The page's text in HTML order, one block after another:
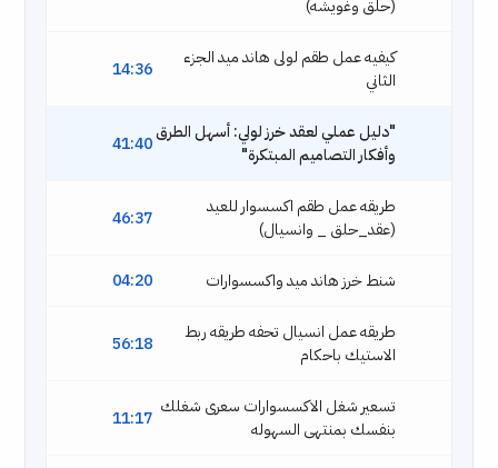
(حلق وغويشه)
14:36
كيفيه عمل طقم لولى هاند ميد الجزء
الثاني
41:40"دليل عملي لعقد خرز لولي: أسهل الطرق
وأفكار التصاميم المبتكرة"
46:37
طريقه عمل طقم اكسسوار للعيد
(عقد_حلق _ وانسيال)
04:20 شنط خرز هاند ميد واكسسوارات
56:18
طريقه عمل انسيال تحفه طريقه ربط
الاستيك باحكام
11:17 تسعير شغل الاكسسوارات سعرى شغلك
بنفسك بمنتهى السهوله